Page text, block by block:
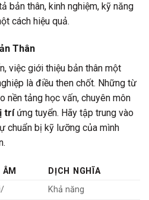
bản thân, kinh nghiệm, kỹ năng
cách hiệu quả.
Thân
việc giới thiệu bản thân một
là điều then chốt. Những từ
nền tảng học vấn, chuyên môn
tríứng tuyển. Hãy tập trung vào
chuẩn bị kỹ lưỡng của mình
DỊCH NGHĨA
Khả năng